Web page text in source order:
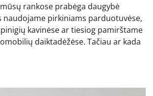
rankose prabėga daugybė
naudojame pirkiniams parduotuvėse,
kavinėse ar tiesiog pamirštame
daiktadėžėse. Tačiau ar kada